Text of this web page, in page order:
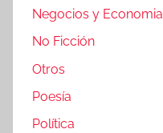
Negocios y Economia
No Ficción
Otros
Poesía
Política